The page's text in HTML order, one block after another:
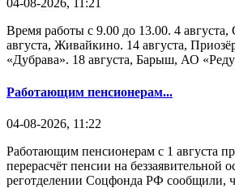
04-08-2026, 11:21
Время работы с 9.00 до 13.00. 4 августа,
августа, Живайкино. 14 августа,
«Дубрава». 18 августа, Барыш, АО
Работающим пенсионерам...
04-08-2026, 11:22
Работающим пенсионерам с 1 августа
перерасчёт пенсии на беззаявительной
реготделении Соцфонда РФ сообщили,